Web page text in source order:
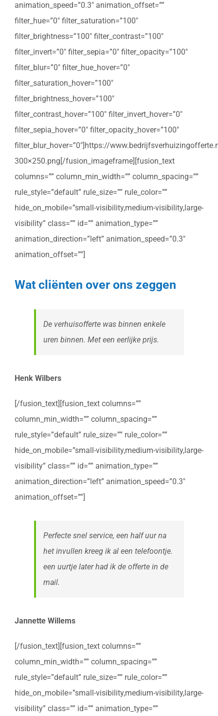
animation_speed=”0.3″ animation_offset=””
filter_hue=”0″ filter_saturation=”100″
filter_brightness=”100″ filter_contrast=”100″
filter_invert=”0″ filter_sepia=”0″ filter_opacity=”100″
filter_blur=”0″ filter_hue_hover=”0″
filter_saturation_hover=”100″
filter_brightness_hover=”100″
filter_contrast_hover=”100″ filter_invert_hover=”0″
filter_sepia_hover=”0″ filter_opacity_hover=”100″
filter_blur_hover=”0″]https://
300×250.png[/fusion_imageframe][fusion_text
columns=”” column_min_width=”” column_spacing=””
rule_style=”default” rule_size=”” rule_color=””
hide_on_mobile=”small-visibility,medium-visibility,large-
visibility” class=”” id=”” animation_type=””
animation_direction=”left” animation_speed=”0.3″
animation_offset=””]
Wat cliënten over ons zeggen
De verhuisofferte was binnen enkele
uren binnen. Met een eerlijke prijs.
Henk Wilbers
[/fusion_text][fusion_text columns=””
column_min_width=”” column_spacing=””
rule_style=”default” rule_size=”” rule_color=””
hide_on_mobile=”small-visibility,medium-visibility,large-
visibility” class=”” id=”” animation_type=””
animation_direction=”left” animation_speed=”0.3″
animation_offset=””]
Perfecte snel service, een half uur na
het invullen kreeg ik al een telefoontje.
een uurtje later had ik de offerte in de
mail.
Jannette Willems
[/fusion_text][fusion_text columns=””
column_min_width=”” column_spacing=””
rule_style=”default” rule_size=”” rule_color=””
hide_on_mobile=”small-visibility,medium-visibility,large-
visibility” class=”” id=”” animation_type=””